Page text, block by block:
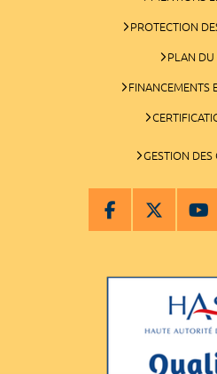
PROTECTION
PLAN DU
FINANCEMENTS
GESTION DES